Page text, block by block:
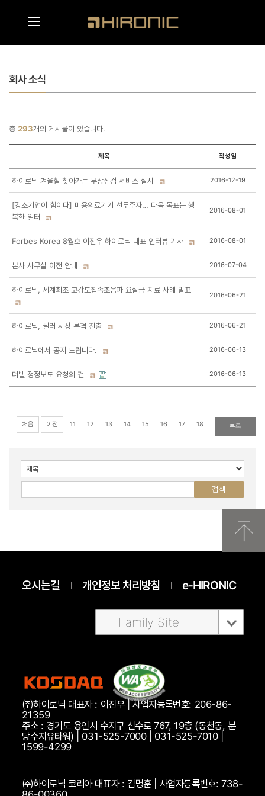
회사 소식
총 293개의 게시물이 있습니다.
제목 작성일
하이로닉 겨울철 찾아가는 무상점검 서비스 실시 2016-12-19
[강소기업이 힘이다] 미용의료기기 선두주자… 다음 목표는 행
복한 일터
2016-08-01
Forbes Korea 8월호 이진우 하이로닉 대표 인터뷰 기사 2016-08-01
본사 사무실 이전 안내 2016-07-04
하이로닉, 세계최초 고강도집속초음파 요실금 치료 사례 발표
2016-06-21
하이로닉, 필러 시장 본격 진출 2016-06-21
하이로닉에서 공지 드립니다. 2016-06-13
더벨 정정보도 요청의 건 2016-06-13
처음 이전 11 12 13 14 15 16 17 18 20
목록
오시는길 개인정보 처리방침 e-HIRONIC
㈜하이로닉 대표자 : 이진우 | 사업자등록번호: 206-86-
21359
주소 : 경기도 용인시 수지구 신수로 767, 19층 (동천동, 분
당수지유타워) | 031-525-7000 | 031-525-7010 |
1599-4299
㈜하이로닉 코리아 대표자 : 김명훈 | 사업자등록번호: 738-
Family Site